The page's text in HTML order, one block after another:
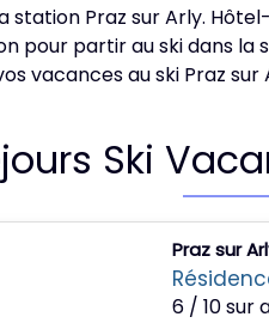
station Praz sur Arly.
pour partir au ski dans
vacances au ski Praz sur
Ski
Praz sur
6 / 10 sur